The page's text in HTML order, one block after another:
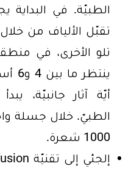
الطبيّة. في البداية
تقبّل الألياف من
تلو الأخرى، في
أيّة آثار جانبيّة،
الطبيّ. خلال جسلة
1000 شعرة.